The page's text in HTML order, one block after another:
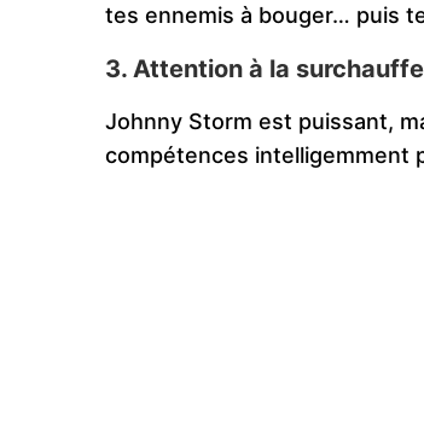
tes ennemis à bouger… puis
3. Attention à la
Johnny Storm est puissant,
compétences intelligemment